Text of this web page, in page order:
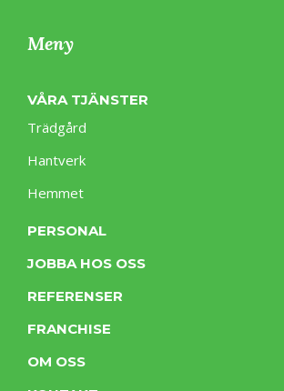
Meny
VÅRA TJÄNSTER
Trädgård
Hantverk
Hemmet
PERSONAL
JOBBA HOS OSS
REFERENSER
FRANCHISE
OM OSS